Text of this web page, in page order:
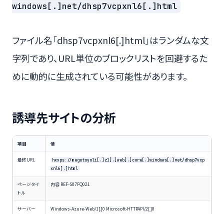
windows[.]net/dhsp7vcpxnl6[.]html
ファイル名「dhsp7vcpxnl6[.]html」はランダムな文
字列であり、URL単位のブロックリストを回避するた
めに動的に生成されている可能性があります。
誘導先サイトの分析
項目 値
最終URL
hxxps://megotoyoli[.]z1[.]web[.]core[.]windows[.]net/dhsp7vcp
xnl6[.]html
ページタイ
トル
内容 REF-S07FQ021
サーバー Windows-Azure-Web/1[.]0 Microsoft-HTTPAPI/2[.]0